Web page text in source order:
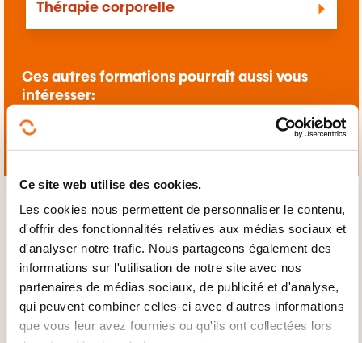
Ce site web utilise des cookies.
Les cookies nous permettent de personnaliser le contenu,
d'offrir des fonctionnalités relatives aux médias sociaux et
d'analyser notre trafic. Nous partageons également des
informations sur l'utilisation de notre site avec nos
partenaires de médias sociaux, de publicité et d'analyse,
qui peuvent combiner celles-ci avec d'autres informations
que vous leur avez fournies ou qu'ils ont collectées lors
Thérapie corporelle
Ces autres formations pourrait aussi vous
intéresser:
Activité physique et sportive
Médecine
Santé
Action sociale
Cliquez ici pour
retourner à lapage
des familles de